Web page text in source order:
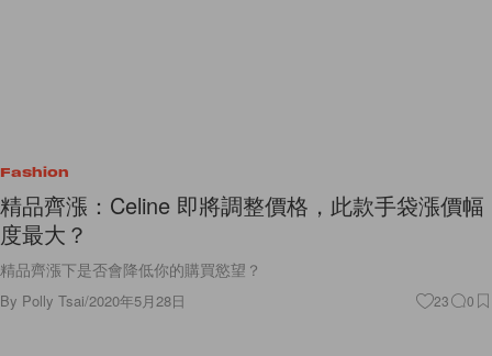
精品齊漲：Celine 即將調整價格，此款手袋漲價幅
度最大？
精品齊漲下是否會降低你的購買慾望？
ByPolly Tsai/2020年5月28日